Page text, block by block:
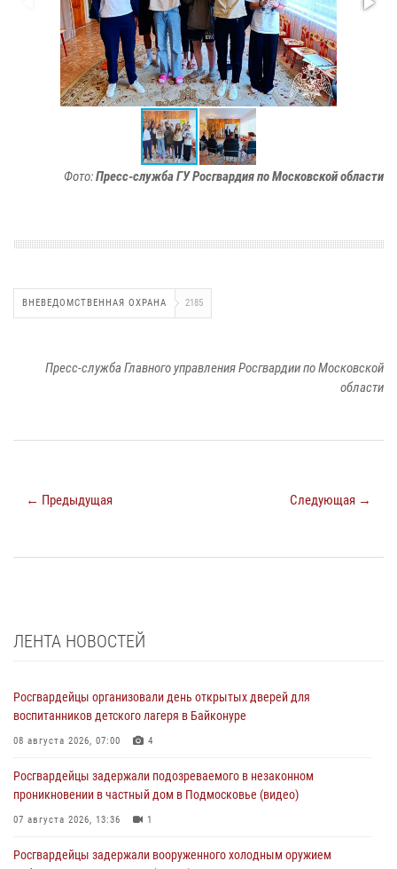
Фото:Пресс-служба ГУ Росгвардия по Московской области
ВНЕВЕДОМСТВЕННАЯ ОХРАНА 2185
Пресс-служба Главного управления Росгвардии по Московской
области
← Предыдущая Следующая →
ЛЕНТА НОВОСТЕЙ
Росгвардейцы организовали день открытых дверей для
воспитанников детского лагеря в Байконуре
08 августа 2026, 07:00 4
Росгвардейцы задержали подозреваемого в незаконном
проникновении в частный дом в Подмосковье (видео)
07 августа 2026, 13:36 1
Росгвардейцы задержали вооруженного холодным оружием